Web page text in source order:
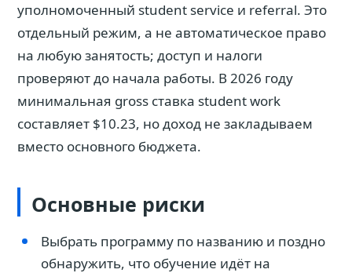
уполномоченный student service и referral. Это
отдельный режим, а не автоматическое право
на любую занятость; доступ и налоги
проверяют до начала работы. В 2026 году
минимальная gross ставка student work
составляет $10.23, но доход не закладываем
вместо основного бюджета.
Основные риски
Выбрать программу по названию и поздно
обнаружить, что обучение идёт на